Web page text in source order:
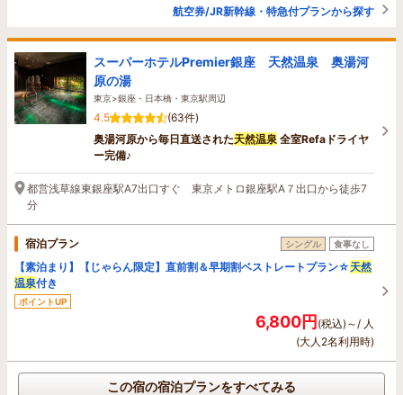
航空券/JR新幹線・特急付プランから探す
スーパーホテルPremier銀座 天然温泉 奥湯河
原の湯
東京>銀座・日本橋・東京駅周辺
4.5
(63件)
奥湯河原から毎日直送された天然温泉 全室Refaドライヤ
ー完備♪
都営浅草線東銀座駅A7出口すぐ 東京メトロ銀座駅A７出口から徒歩7
分
宿泊プラン シングル 食事なし
【素泊まり】【じゃらん限定】直前割＆早期割ベストレートプラン☆ 天然
温泉付き
ポイントUP
6,800円(税込)～/ 人
(大人2名利用時)
この宿の宿泊プランをすべてみる